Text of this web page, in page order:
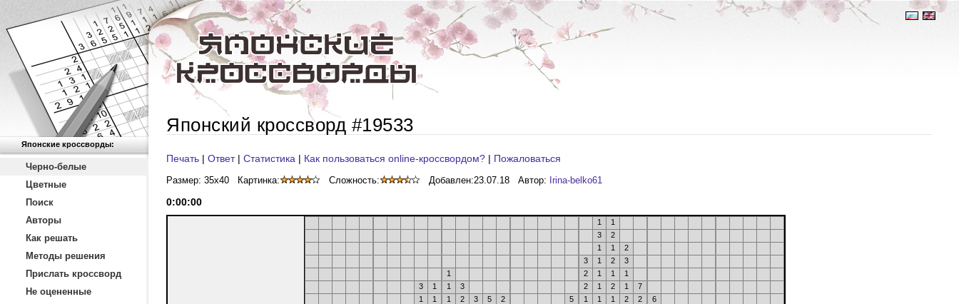
Японские кроссворды:
Черно-белые
Цветные
Поиск
Авторы
Как решать
Методы решения
Прислать кроссворд
Не оцененные
Японский кроссворд #19533
Печать | Ответ| Статистика | Как пользоваться online-кроссвордом? | Пожаловаться
Размер: 35x40 Картинка: Сложность: Добавлен:23.07.18 Автор: Irina-belko61
0:00:00
1
1
3
2
1
1
2
3
1 2
3
1
2 1 1
1
3
1 1 3 2 1 2 1
7
1
1 1 2 3 5 2 5 1 1 1 2 2
6